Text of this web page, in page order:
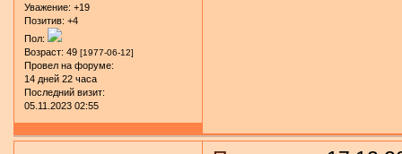
Уважение: +19
Позитив: +4
Пол:
Возраст: 49 [1977-06-12]
Провел на форуме:
14 дней 22 часа
Последний визит:
05.11.2023 02:55